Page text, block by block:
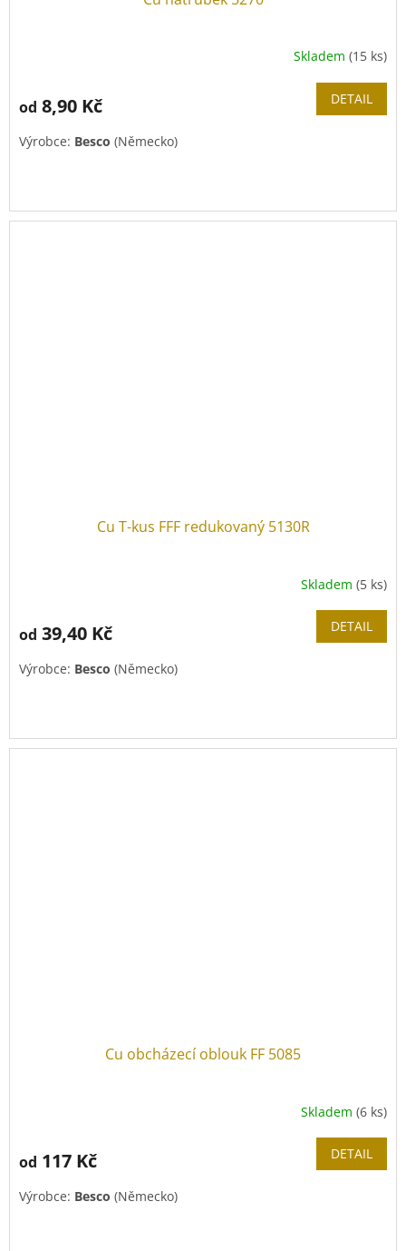
Skladem (15 ks)
od 8,90 Kč DETAIL
Výrobce: Besco (Německo)
Cu T-kus FFF redukovaný 5130R
Skladem (5 ks)
od 39,40 Kč DETAIL
Výrobce: Besco (Německo)
Cu obcházecí oblouk FF 5085
Skladem (6 ks)
od 117 Kč DETAIL
Výrobce: Besco (Německo)